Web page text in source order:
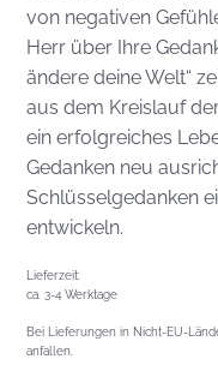
von negativen
Herr über Ihre
ändere deine Welt“
aus dem Kreislauf
ein erfolgreiches
Gedanken neu
Schlüsselgedanken
entwickeln.
Lieferzeit:
ca. 3-4 Werktage
Bei Lieferungen in Nicht-EU-
anfallen.